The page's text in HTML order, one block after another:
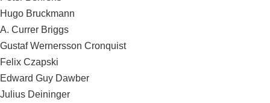
Hugo Bruckmann
A. Currer Briggs
Gustaf Wernersson Cronquist
Felix Czapski
Edward Guy Dawber
Julius Deininger